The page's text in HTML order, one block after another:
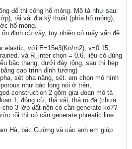
để thi công hố móng. Mô tả như sau:
rải vải địa kỹ thuật (phía hố móng),
hố móng.
định cừ vây, tuy nhiên có mấy vấn đề
elastic, với E=15e3(Kn/m2), v=0.15,
và R_inter chọn = 0.6, liệu có đúng
bậc thang, dưới đáy rộng, sau thì hẹp
cao trình đỉnh tường)
sét pha nặng, sét. em chọn mô hình
như bác long nói ở trên,
construction 2 gồm giai đoạn mô tả
1, đóng cừ, thả vải, thả rọ đá (chưa
3 lớp đất nền có cần generate ko??
rồi thì có cần generate phreatic line
Hà, bác Cường và các anh em giúp